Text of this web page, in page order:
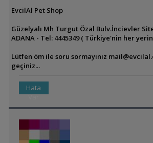
EvcilAl Pet Shop
Güzelyalı Mh Turgut Özal Bulv.İncievler
ADANA - Tel: 4445349 ( Türkiye'nin her
Lütfen öm ile soru sormayınız
geçiniz...
Hata
Var